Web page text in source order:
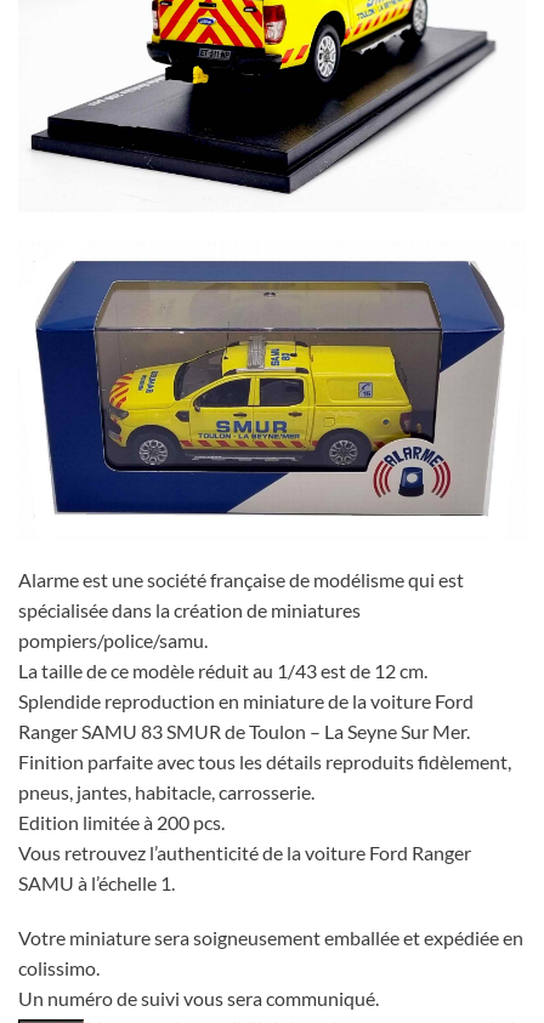
Alarme est une société française de modélisme qui est
spécialisée dans la création de miniatures
pompiers/police/samu.
La taille de ce modèle réduit au 1/43 est de 12 cm.
Splendide reproduction en miniature de la voiture Ford
Ranger SAMU 83 SMUR de Toulon – La Seyne Sur Mer.
Finition parfaite avec tous les détails reproduits fidèlement,
pneus, jantes, habitacle, carrosserie.
Edition limitée à 200 pcs.
Vous retrouvez l’authenticité de la voiture Ford Ranger
SAMU à l’échelle 1.
Votre miniature sera soigneusement emballée et expédiée en
colissimo.
Un numéro de suivi vous sera communiqué.